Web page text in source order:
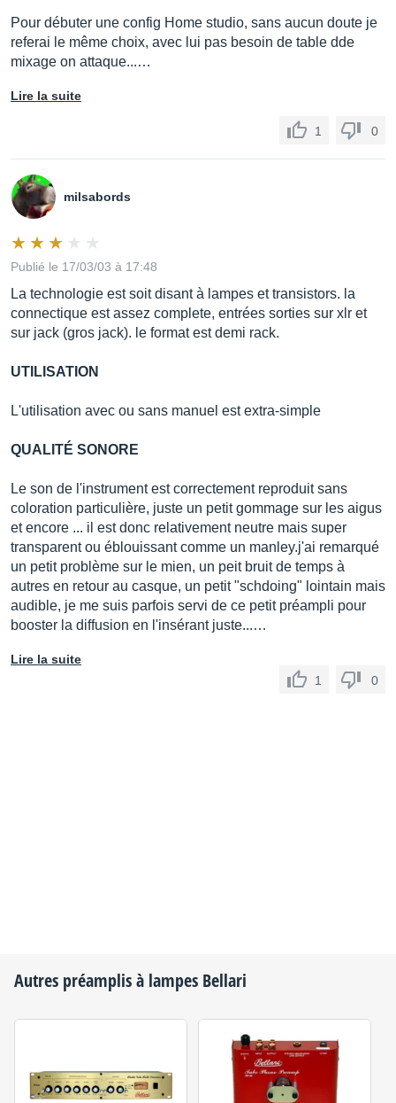
Pour débuter une config Home studio, sans aucun doute je
referai le même choix, avec lui pas besoin de table dde
mixage on attaque...…
Lire la suite
1 0
milsabords
Publié le 17/03/03 à 17:48
La technologie est soit disant à lampes et transistors. la
connectique est assez complete, entrées sorties sur xlr et
sur jack (gros jack). le format est demi rack.
UTILISATION
L'utilisation avec ou sans manuel est extra-simple
QUALITÉ SONORE
Le son de l'instrument est correctement reproduit sans
coloration particulière, juste un petit gommage sur les aigus
et encore ... il est donc relativement neutre mais super
transparent ou éblouissant comme un manley.j'ai remarqué
un petit problème sur le mien, un peit bruit de temps à
autres en retour au casque, un petit "schdoing" lointain mais
audible, je me suis parfois servi de ce petit préampli pour
booster la diffusion en l'insérant juste...…
Lire la suite
1
0
Autres préamplis à lampes Bellari